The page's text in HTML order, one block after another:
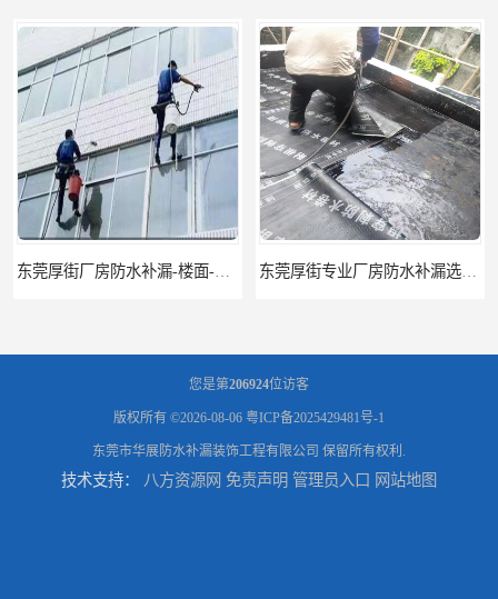
东莞厚街厂房防水补漏-楼面-铁皮房-卫生间-外墙漏水维修 东莞厚街专业厂房防水补漏选华展防水，质量好不复漏，省钱省力更省心
您是第206924位访客
版权所有 ©2026-08-06 粤ICP备2025429481号-1
东莞市华展防水补漏装饰工程有限公司 保留所有权利.
技术支持： 八方资源网 免责声明 管理员入口 网站地图